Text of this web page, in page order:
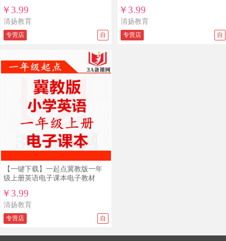
￥3.99
清扬教育
专营店 自
￥3.99
清扬教育
专营店 自
【一键下载】一起点冀教版一年
级上册英语电子课本电子教材
￥3.99
清扬教育
专营店 自